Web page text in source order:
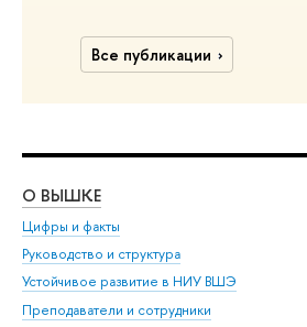
Все публикации
О ВЫШКЕ
Цифры и факты
Руководство и структура
Устойчивое развитие в НИУ ВШЭ
Преподаватели и сотрудники